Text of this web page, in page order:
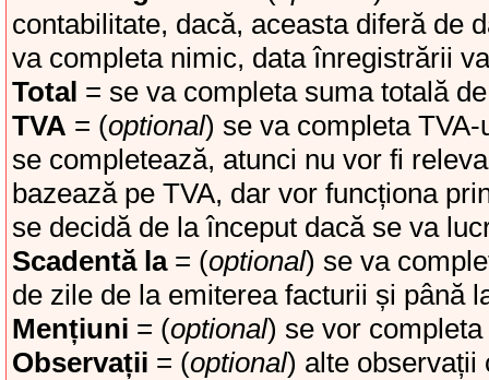
contabilitate, dacă, aceasta diferă de
va completa nimic, data înregistrării
Total = se va completa suma totală
TVA = (optional) se va completa
se completează, atunci nu vor fi
bazează pe TVA, dar vor funcționa
se decidă de la început dacă se va
Scadentă la= (optional) se va
de zile de la emiterea facturii și până
Mențiuni = (optional) se vor
Observații = (optional) alte observații